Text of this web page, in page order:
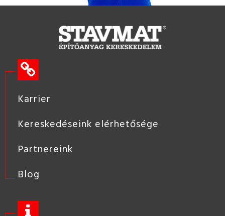
Karrier
Kereskedéseink elérhetősége
Partnereink
Blog